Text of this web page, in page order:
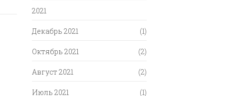
2021
Декабрь 2021 (1)
Октябрь 2021 (2)
Август 2021 (2)
Июль 2021 (1)